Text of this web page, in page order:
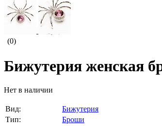
(0)
Бижутерия женская
Нет в наличии
Вид:
Бижутерия
Тип:
Броши